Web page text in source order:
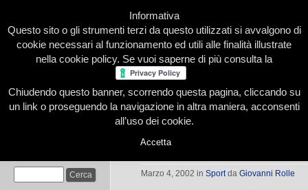
Home Presentazione Redazione Le nostre firme
Lippi: vittoria importantissima
Marzo 4, 2002 in Sportda Giovanni Rolle
Informativa
Questo sito o gli strumenti terzi da questo utilizzati si avvalgono di
cookie necessari al funzionamento ed utili alle finalità illustrate
nella cookie policy. Se vuoi saperne di più consulta la
Chiudendo questo banner, scorrendo questa pagina, cliccando su
un link o proseguendo la navigazione in altra maniera, acconsenti
all’uso dei cookie.
Accetta